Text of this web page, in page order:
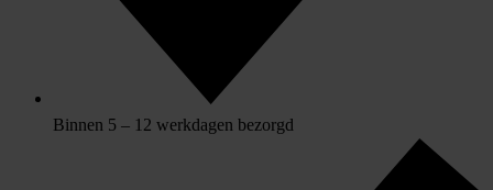
Binnen 5 – 12 werkdagen bezorgd